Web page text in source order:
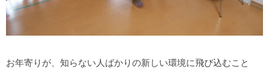
お年寄りが、知らない人ばかりの新しい環境に飛び込むこと